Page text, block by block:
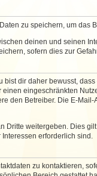
zu speichern, um das
deinen und seinen
sofern dies zur
dir daher bewusst,
eingeschränkten
den Betreiber. Die E-
weitergeben. Dies
erforderlich sind.
zu kontaktieren,